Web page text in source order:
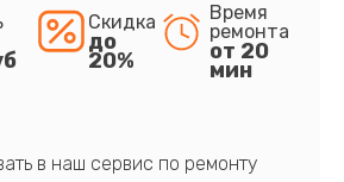
Скидка
до
20%
Время
ремонта
от 20
мин
в наш сервис по ремонту